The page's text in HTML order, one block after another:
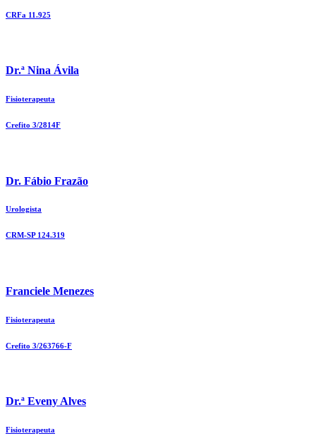
CRFa 11.925
Dr.ª Nina Ávila
Fisioterapeuta
Crefito 3/2814F
Dr. Fábio Frazão
Urologista
CRM-SP 124.319
Franciele Menezes
Fisioterapeuta
Crefito 3/263766-F
Dr.ª Eveny Alves
Fisioterapeuta